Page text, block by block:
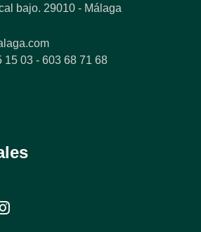
bajo. 29010 - Málaga
15 03 - 603 68 71 68